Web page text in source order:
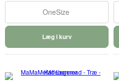
OneSize
Læg i kurv